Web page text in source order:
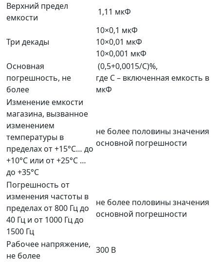
Верхний предел
емкости
1,11 мкФ
Три декады
10×0,1 мкФ
10×0,01 мкФ
10×0,001 мкФ
Основная
погрешность, не
более
(0,5+0,0015/С)%,
где С – включенная емкость в
мкФ
Изменение емкости
магазина, вызванное
изменением
температуры в
пределах от +15°С… до
+10°С или от +25°С …
до +35°С
не более половины значения
основной погрешности
Погрешность от
изменения частоты в
пределах от 800 Гц до
40 Гц и от 1000 Гц до
1500 Гц
не более половины значения
основной погрешности
Рабочее напряжение,
не более
300 В